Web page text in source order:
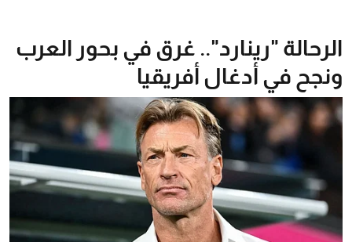
الرحالة "رينارد".. غرق في بحور العرب
ونجح في أدغال أفريقيا